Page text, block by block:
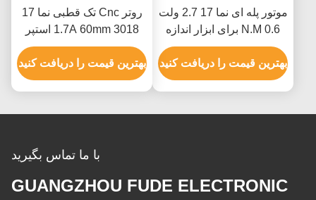
موتور پله ای نما 17 2.7 ولت
0.6 N.M برای ابزار اندازه
گیری XYZ
بهترین قیمت را دریافت کنید
روتر Cnc تک قطبی نما 17
1.7A 60mm 3018 استپر
موتور Cnc
بهترین قیمت را دریافت کنید
با ما تماس بگیرید
GUANGZHOU FUDE ELECTRONIC